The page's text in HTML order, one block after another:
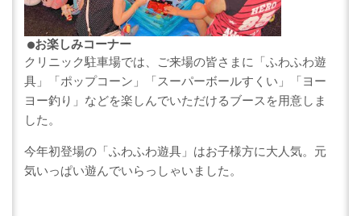
●お楽しみコーナー
クリニック駐車場では、ご来場の皆さまに「ふわふわ遊
具」「ポップコーン」「スーパーボールすくい」「ヨー
ヨー釣り」などを楽しんでいただけるブースを用意しま
した。
今年初登場の「ふわふわ遊具」はお子様方に大人気。元
気いっぱい遊んでいらっしゃいました。